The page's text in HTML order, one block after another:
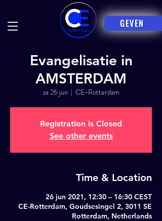
GEVEN
Evangelisatie in
AMSTERDAM
za 26 jun
  |
CE-Rotterdam
Registration is Closed
See other events
Time & Location
26 jun 2021, 12:30 – 16:30 CEST
CE-Rotterdam, Goudsesingel 2, 3011 SE
Rotterdam, Netherlands